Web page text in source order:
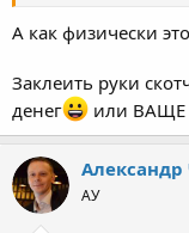
А как физически
Заклеить руки
денег
или ВАЩЕ
АУ